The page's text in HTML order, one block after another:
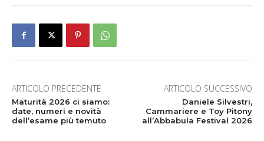
ARTICOLO PRECEDENTE
Maturità 2026 ci siamo:
date, numeri e novità
dell’esame più temuto
ARTICOLO SUCCESSIVO
Daniele Silvestri,
Cammariere e Toy Pitony
all’Abbabula Festival 2026